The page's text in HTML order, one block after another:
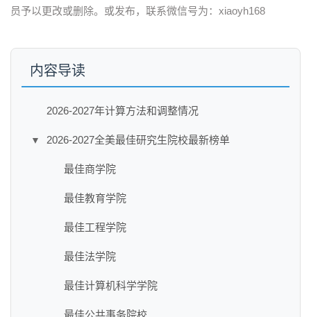
员予以更改或删除。或发布，联系微信号为：xiaoyh168
内容导读
2026-2027年计算方法和调整情况
▼ 2026-2027全美最佳研究生院校最新榜单
最佳商学院
最佳教育学院
最佳工程学院
最佳法学院
最佳计算机科学学院